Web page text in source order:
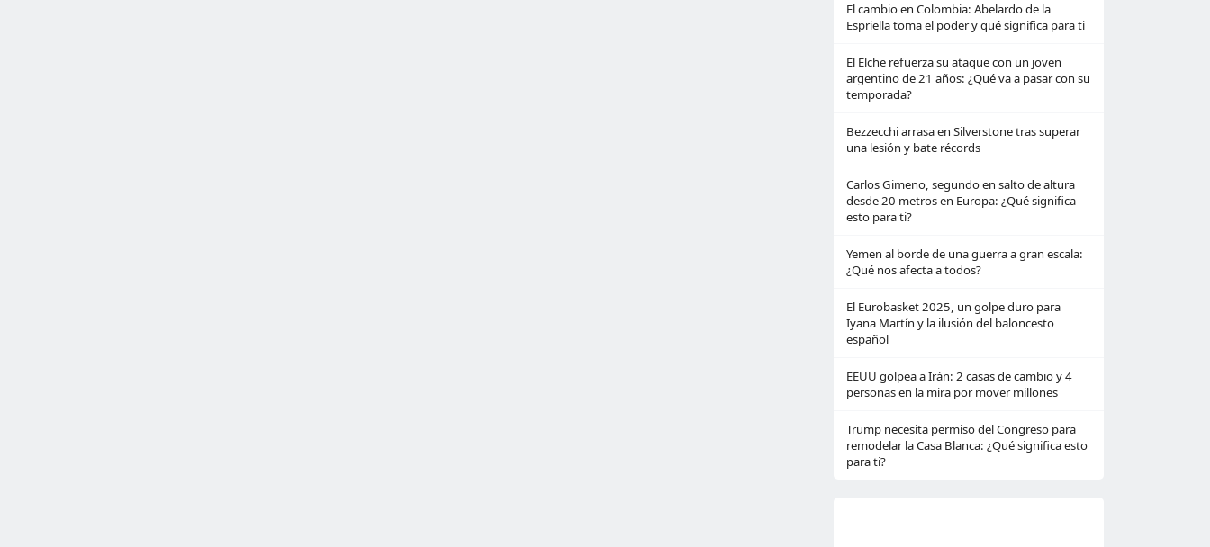
El cambio en Colombia: Abelardo de la
Espriella toma el poder y qué significa para ti
El Elche refuerza su ataque con un joven
argentino de 21 años: ¿Qué va a pasar con su
temporada?
Bezzecchi arrasa en Silverstone tras superar
una lesión y bate récords
Carlos Gimeno, segundo en salto de altura
desde 20 metros en Europa: ¿Qué significa
esto para ti?
Yemen al borde de una guerra a gran escala:
¿Qué nos afecta a todos?
El Eurobasket 2025, un golpe duro para
Iyana Martín y la ilusión del baloncesto
español
EEUU golpea a Irán: 2 casas de cambio y 4
personas en la mira por mover millones
Trump necesita permiso del Congreso para
remodelar la Casa Blanca: ¿Qué significa esto
para ti?